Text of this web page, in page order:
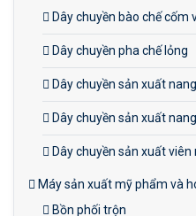
Dây chuyền bào chế cốm
Dây chuyền pha chế lỏng
Dây chuyền sản xuất
Dây chuyền sản xuất
Dây chuyền sản xuất
Máy sản xuất mỹ phẩm và
Bồn phối trộn